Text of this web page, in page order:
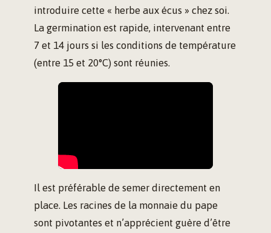
introduire cette « herbe aux écus » chez soi.
La germination est rapide, intervenant entre
7 et 14 jours si les conditions de température
(entre 15 et 20°C) sont réunies.
Il est préférable de semer directement en
place. Les racines de la monnaie du pape
sont pivotantes et n’apprécient guère d’être